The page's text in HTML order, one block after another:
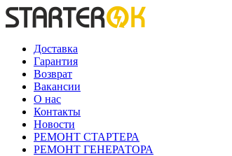
Доставка
Гарантия
Возврат
Вакансии
О нас
Контакты
Новости
РЕМОНТ СТАРТЕРА
РЕМОНТ ГЕНЕРАТОРА